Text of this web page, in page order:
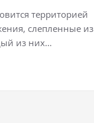
территорией
слепленные из
из них…